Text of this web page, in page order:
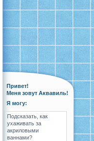
Привет!
Меня зовут Аквавиль!
Я могу:
Подсказать, как
ухаживать за
акриловыми
ваннами?